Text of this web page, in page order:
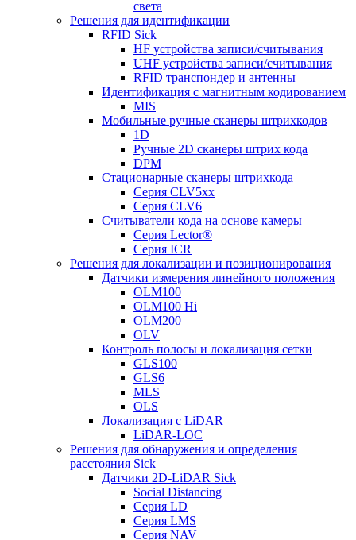
света
Решения для идентификации
RFID Sick
HF устройства записи/считывания
UHF устройства записи/считывания
RFID транспондер и антенны
Идентификация с магнитным кодированием
MIS
Мобильные ручные сканеры штрихкодов
1D
Ручные 2D сканеры штрих кода
DPM
Стационарные сканеры штрихкода
Серия CLV5xx
Серия CLV6
Считыватели кода на основе камеры
Серия Lector®
Серия ICR
Решения для локализации и позиционирования
Датчики измерения линейного положения
OLM100
OLM100 Hi
OLM200
OLV
Контроль полосы и локализация сетки
GLS100
GLS6
MLS
OLS
Локализация с LiDAR
LiDAR-LOC
Решения для обнаружения и определения
расстояния Sick
Датчики 2D-LiDAR Sick
Social Distancing
Серия LD
Серия LMS
Серия NAV